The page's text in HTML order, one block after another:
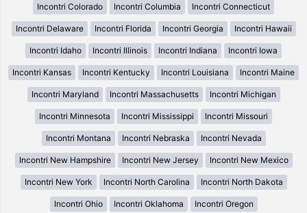
Incontri Colorado Incontri Columbia Incontri Connecticut
Incontri Delaware Incontri Florida Incontri Georgia Incontri Hawaii
Incontri Idaho Incontri Illinois Incontri Indiana Incontri Iowa
Incontri Kansas Incontri Kentucky Incontri Louisiana Incontri Maine
Incontri Maryland Incontri Massachusetts Incontri Michigan
Incontri Minnesota Incontri Mississippi Incontri Missouri
Incontri Montana Incontri Nebraska Incontri Nevada
Incontri New Hampshire Incontri New Jersey Incontri New Mexico
Incontri New York Incontri North Carolina Incontri North Dakota
Incontri Ohio Incontri Oklahoma Incontri Oregon